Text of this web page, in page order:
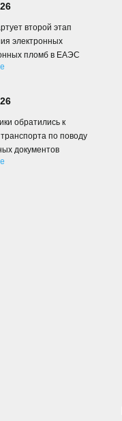
второй этап
электронных
пломб в ЕАЭС
обратились к
по поводу
документов